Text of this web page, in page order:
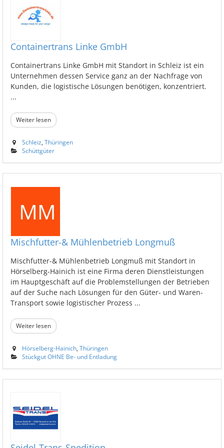
Containertrans Linke GmbH
Containertrans Linke GmbH mit Standort in Schleiz ist ein
Unternehmen dessen Service ganz an der Nachfrage von
Kunden, die logistische Lösungen benötigen, konzentriert.
...
Weiter lesen
Schleiz, Thüringen
Schüttgüter
Mischfutter-& Mühlenbetrieb Longmuß
Mischfutter-& Mühlenbetrieb Longmuß mit Standort in
Hörselberg-Hainich ist eine Firma deren Dienstleistungen
im Hauptgeschäft auf die Problemstellungen der Betrieben
auf der Suche nach Lösungen für den Güter- und Waren-
Transport sowie logistischer Prozess ...
Weiter lesen
Hörselberg-Hainich Thüringen
Stückgut OHNE Be- und Entladung